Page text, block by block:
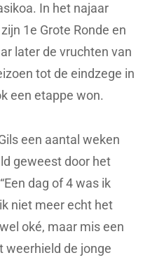
In het najaar
1e Grote Ronde en
later de vruchten van
tot de eindzege in
een etappe won.
een aantal weken
geweest door het
dag of 4 was ik
niet meer echt het
oké, maar mis een
weerhield de jonge